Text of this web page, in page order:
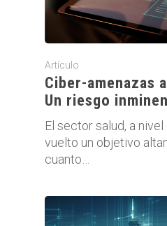
Artículo
Ciber-amenazas
Un riesgo
El sector salud, a nivel
vuelto un objetivo
cuanto…